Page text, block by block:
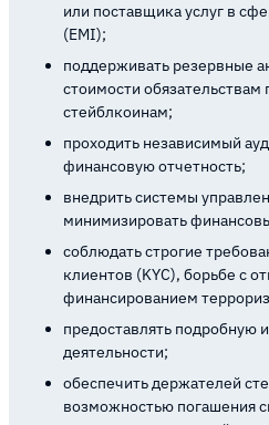
или поставщика услуг в
(EMI);
поддерживать резервные
стоимости
стейблкоинам;
проходить независимый
финансовую отчетность;
внедрить системы
минимизировать
соблюдать строгие
клиентов (KYC), борьбе с
финансированием
предоставлять подробную
деятельности;
обеспечить держателей
возможностью погашения